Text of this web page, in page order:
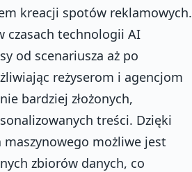
kreacji spotów reklamowych.
czasach technologii AI
od scenariusza aż po
reżyserom i agencjom
bardziej złożonych,
treści. Dzięki
możliwe jest
zbiorów danych, co